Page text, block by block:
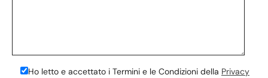
Ho letto e accettato i Termini e le Condizioni della Privacy